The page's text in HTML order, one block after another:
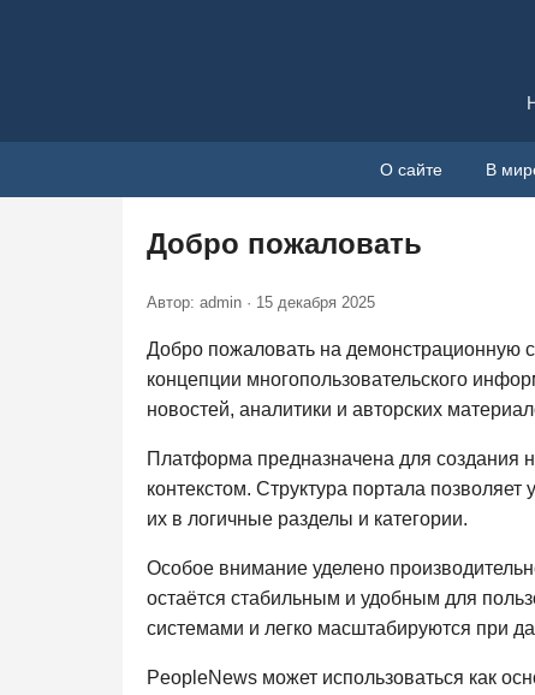
О сайте В
Добро пожаловать
Автор: admin · 15 декабря 2025
Добро пожаловать на демонстрационную
концепции многопользовательского
новостей, аналитики и авторских
Платформа предназначена для создания
контекстом. Структура портала
их в логичные разделы и категории.
Особое внимание уделено
остаётся стабильным и удобным для
системами и легко масштабируются при
PeopleNews может использоваться как